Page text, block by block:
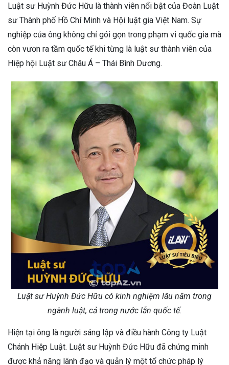
Luật sư Huỳnh Đức Hữu là thành viên nổi bật của Đoàn Luật
sư Thành phố Hồ Chí Minh và Hội luật gia Việt Nam. Sự
nghiệp của ông không chỉ gói gọn trong phạm vi quốc gia mà
còn vươn ra tầm quốc tế khi từng là luật sư thành viên của
Hiệp hội Luật sư Châu Á – Thái Bình Dương.
Luật sư Huỳnh Đức Hữu có kinh nghiệm lâu năm trong
ngành luật, cả trong nước lẫn quốc tế.
Hiện tại ông là người sáng lập và điều hành Công ty Luật
Chánh Hiệp Luật. Luật sư Huỳnh Đức Hữu đã chứng minh
được khả năng lãnh đạo và quản lý một tổ chức pháp lý